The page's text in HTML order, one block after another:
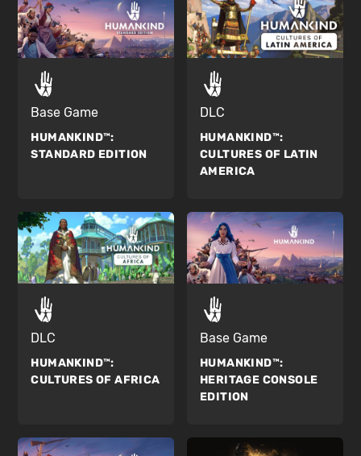
Base Game
HUMANKIND™:
STANDARD EDITION
DLC
HUMANKIND™:
CULTURES OF LATIN
AMERICA
DLC
HUMANKIND™:
CULTURES OF AFRICA
Base Game
HUMANKIND™:
HERITAGE CONSOLE
EDITION